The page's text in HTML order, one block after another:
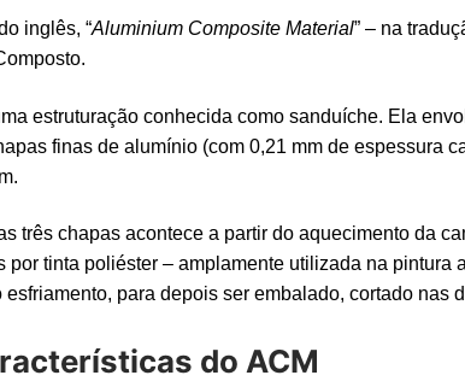
inglês, “Aluminium Composite Material” – na
estruturação conhecida como sanduíche. Ela
finas de alumínio (com 0,21 mm de espessura
três chapas acontece a partir do aquecimento da
por tinta poliéster – amplamente utilizada na
esfriamento, para depois ser embalado, cortado
do ACM